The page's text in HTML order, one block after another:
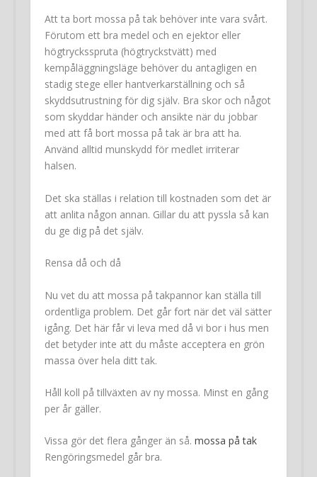
Att ta bort mossa på tak behöver inte vara svårt.
Förutom ett bra medel och en ejektor eller
högtrycksspruta (högtryckstvätt) med
kempåläggningsläge behöver du antagligen en
stadig stege eller hantverkarställning och så
skyddsutrustning för dig själv. Bra skor och något
som skyddar händer och ansikte när du jobbar
med att få bort mossa på tak är bra att ha.
Använd alltid munskydd för medlet irriterar
halsen.
Det ska ställas i relation till kostnaden som det är
att anlita någon annan. Gillar du att pyssla så kan
du ge dig på det själv.
Rensa då och då
Nu vet du att mossa på takpannor kan ställa till
ordentliga problem. Det går fort när det väl sätter
igång. Det här får vi leva med då vi bor i hus men
det betyder inte att du måste acceptera en grön
massa över hela ditt tak.
Håll koll på tillväxten av ny mossa. Minst en gång
per år gäller.
Vissa gör det flera gånger än så. mossa på tak
Rengöringsmedel går bra.